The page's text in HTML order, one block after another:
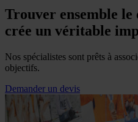
Trouver ensemble
crée un véritable
Nos spécialistes sont prêts à
objectifs.
Demander un devis